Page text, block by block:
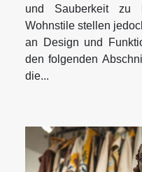
und Sauberkeit zu
Wohnstile stellen
an Design und
den folgenden
die...